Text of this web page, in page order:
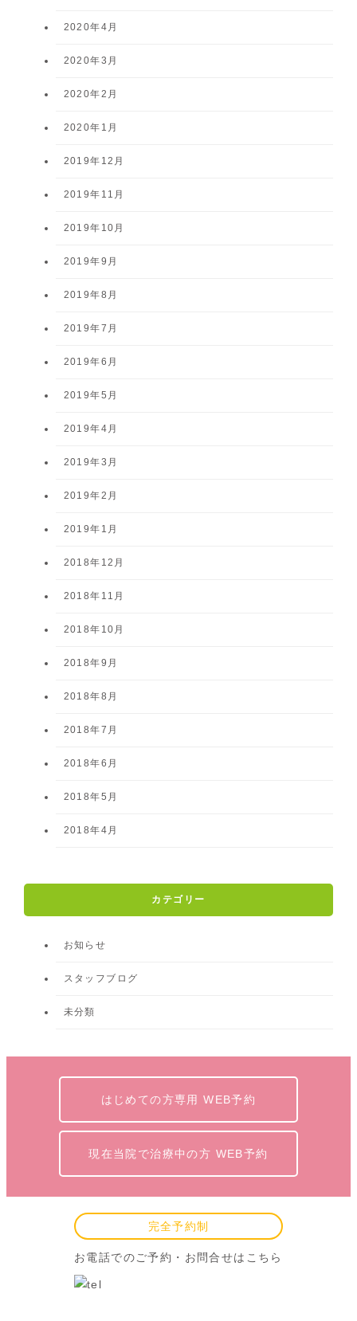
2020年4月
2020年3月
2020年2月
2020年1月
2019年12月
2019年11月
2019年10月
2019年9月
2019年8月
2019年7月
2019年6月
2019年5月
2019年4月
2019年3月
2019年2月
2019年1月
2018年12月
2018年11月
2018年10月
2018年9月
2018年8月
2018年7月
2018年6月
2018年5月
2018年4月
カテゴリー
お知らせ
スタッフブログ
未分類
はじめての方専用 WEB予約
現在当院で治療中の方 WEB予約
完全予約制
お電話でのご予約・お問合せはこちら